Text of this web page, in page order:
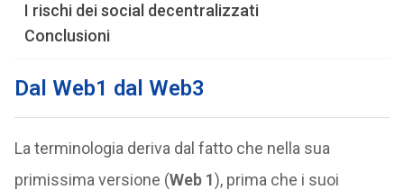
I rischi dei social decentralizzati
Conclusioni
Dal Web1 dal Web3
La terminologia deriva dal fatto che nella sua
primissima versione (Web 1), prima che i suoi